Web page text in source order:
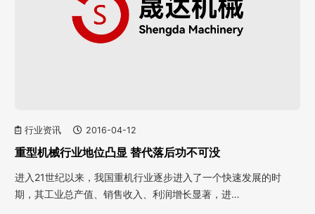
行业资讯 2016-04-12
重型机械行业地位凸显 替代落后功不可没
进入21世纪以来，我国重机行业逐步进入了一个快速发展的时
期，其工业总产值、销售收入、利润增长显著，进…